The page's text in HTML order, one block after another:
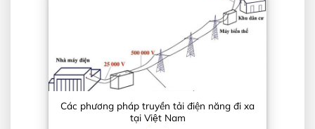
Các phương pháp truyền tải điện năng đi xa
tại Việt Nam